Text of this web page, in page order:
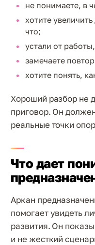
не понимаете, в
хотите
что;
устали от
замечаете
хотите понять,
Хороший разбор не
приговор. Он
реальные точки
Что дает
Аркан
помогает увидеть
развития. Он
и не жесткий